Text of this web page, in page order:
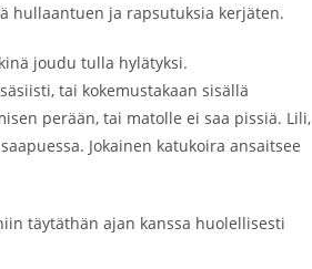
hullaantuen ja rapsutuksia kerjäten.
joudu tulla hylätyksi.
tai kokemustakaan sisällä
perään, tai matolle ei saa pissiä. Lili,
Jokainen katukoira ansaitsee
täytäthän ajan kanssa huolellisesti